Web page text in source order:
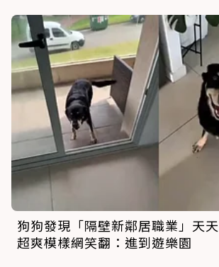
狗狗發現「隔壁新鄰居職業」天
超爽模樣網笑翻：進到遊樂園